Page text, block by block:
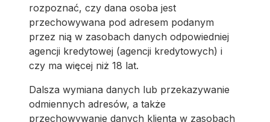
rozpoznać, czy dana osoba jest
przechowywana pod adresem podanym
przez nią w zasobach danych odpowiedniej
agencji kredytowej (agencji kredytowych) i
czy ma więcej niż 18 lat.
Dalsza wymiana danych lub przekazywanie
odmiennych adresów, a także
przechowywanie danych klienta w zasobach